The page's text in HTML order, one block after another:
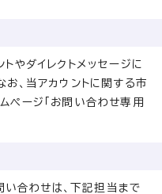
やダイレクトメッセージに
、当アカウントに関する市
ページ「お問い合わせ専用
合わせは、下記担当まで